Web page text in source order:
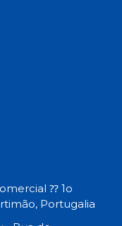
⁇ 1o
Portugalia